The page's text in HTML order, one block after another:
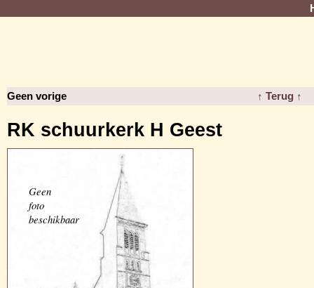
Geen vorige ↑ Terug ↑
RK schuurkerk H Geest
Geen
foto
beschikbaar